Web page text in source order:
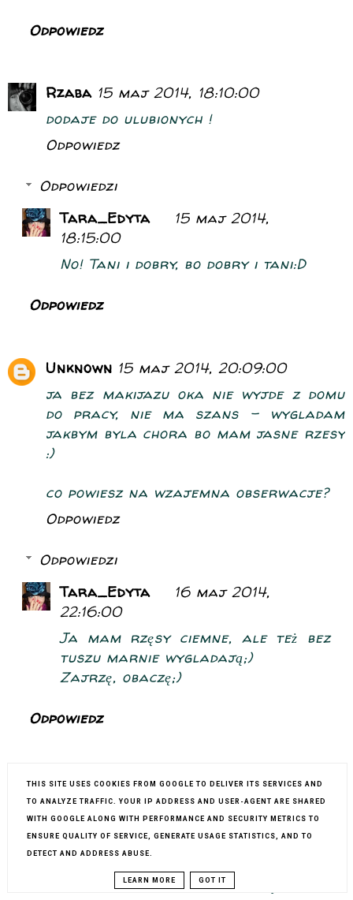
Odpowiedz
Rzaba 15 maj 2014, 18:10:00
dodaje do ulubionych !
Odpowiedz
Odpowiedzi
Tara_Edyta
15 maj 2014,
18:15:00
No! Tani i dobry, bo dobry i tani:D
Odpowiedz
Unknown 15 maj 2014, 20:09:00
ja bez makijazu oka nie wyjde z domu
do pracy, nie ma szans - wygladam
jakbym byla chora bo mam jasne rzesy
:)
co powiesz na wzajemna obserwacje?
Odpowiedz
Odpowiedzi
Tara_Edyta
16 maj 2014,
22:16:00
Ja mam rzęsy ciemne, ale też bez
tuszu marnie wygladają;)
Zajrzę, obaczę;)
Odpowiedz
Nieco Starsza Dziewczyna 16 maj 2014,
08:20:00
A ja od trzech lat nie używam tuszu.
Zagęszczam sobie rzesy u kosmetyczki.
urlopu hehehe na regenerację.
THIS SITE USES COOKIES FROM GOOGLE TO DELIVER ITS SERVICES AND
TO ANALYZE TRAFFIC. YOUR IP ADDRESS AND USER-AGENT ARE SHARED
WITH GOOGLE ALONG WITH PERFORMANCE AND SECURITY METRICS TO
ENSURE QUALITY OF SERVICE, GENERATE USAGE STATISTICS, AND TO
DETECT AND ADDRESS ABUSE.
LEARN MORE GOT IT